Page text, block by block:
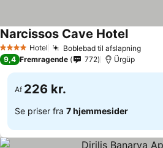
4 StjernerHotel Boblebad til afslapning
Narcissos Cave Hotel
9,4 Fremragende 772 Ürgüp
Af 226 kr.
Se priser fra 7 hjemmesider